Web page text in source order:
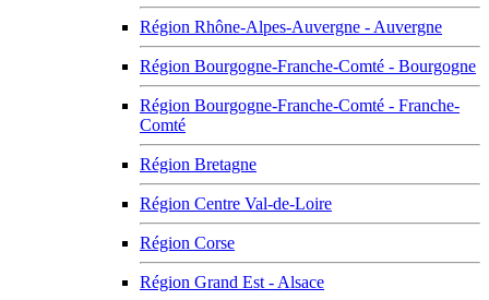
Région Rhône-Alpes-Auvergne - Auvergne
Région Bourgogne-Franche-Comté - Bourgogne
Région Bourgogne-Franche-Comté - Franche-
Comté
Région Bretagne
Région Centre Val-de-Loire
Région Corse
Région Grand Est - Alsace